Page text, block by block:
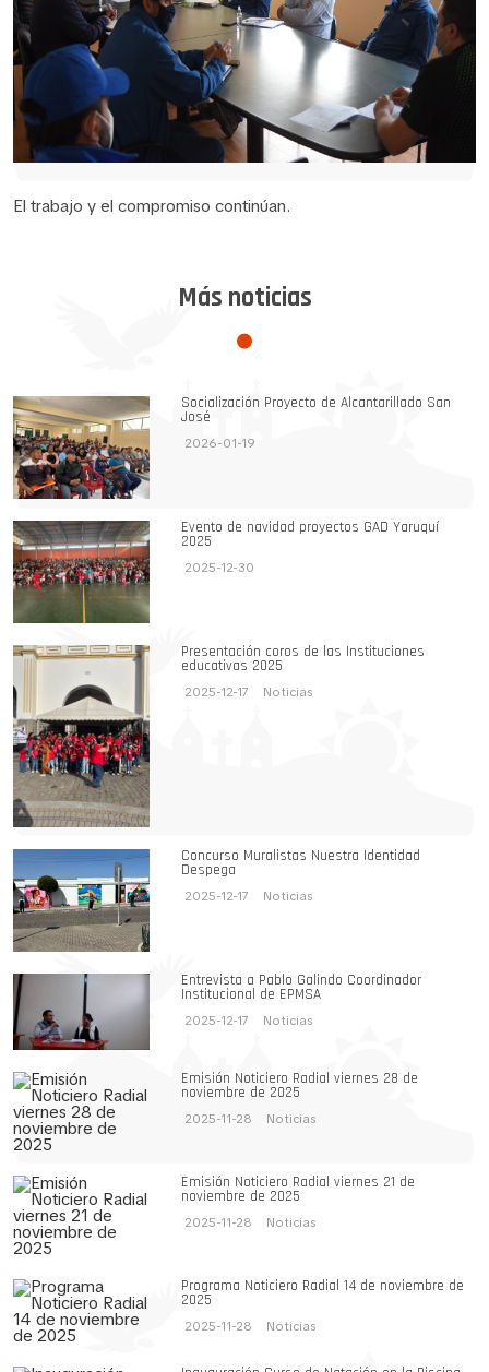
El trabajo y el compromiso continúan.
Más noticias
Socialización Proyecto de Alcantarillado San
José
2026-01-19
Evento de navidad proyectos GAD Yaruquí
2025
2025-12-30
Presentación coros de las Instituciones
educativas 2025
2025-12-17 Noticias
Concurso Muralistas Nuestra Identidad
Despega
2025-12-17 Noticias
Entrevista a Pablo Galindo Coordinador
Institucional de EPMSA
2025-12-17 Noticias
Emisión Noticiero Radial viernes 28 de
noviembre de 2025
2025-11-28 Noticias
Emisión Noticiero Radial viernes 21 de
noviembre de 2025
2025-11-28 Noticias
Programa Noticiero Radial 14 de noviembre de
2025
2025-11-28 Noticias